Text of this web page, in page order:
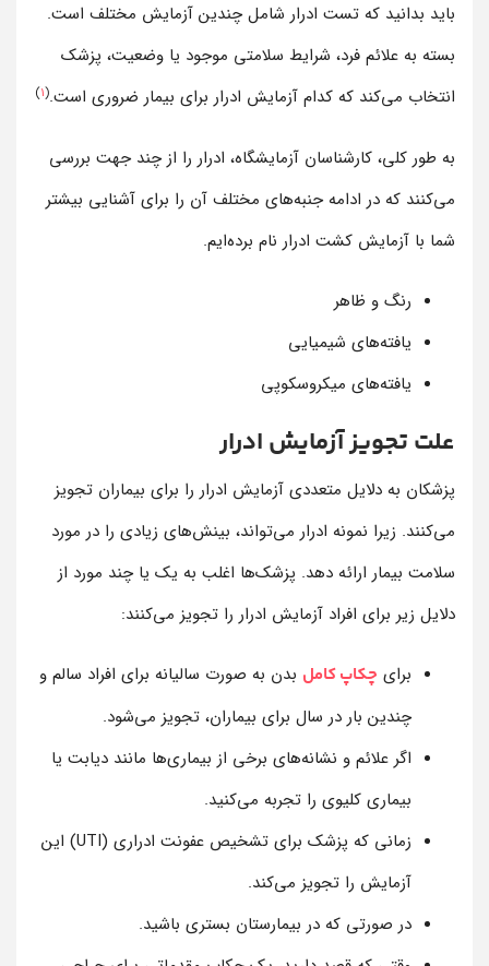
باید بدانید که تست ادرار شامل چندین آزمایش مختلف است.
بسته به علائم فرد، شرایط سلامتی موجود یا وضعیت، پزشک
انتخاب می‌کند که کدام آزمایش ادرار برای بیمار ضروری است.(
1
)
به طور کلی، کارشناسان آزمایشگاه، ادرار را از چند جهت بررسی
می‌کنند که در ادامه جنبه‌های مختلف آن را برای آشنایی بیشتر
شما با آزمایش کشت ادرار نام برده‌ایم.
رنگ و ظاهر
یافته‌های شیمیایی
یافته‌های میکروسکوپی
علت تجویز آزمایش ادرار
پزشکان به دلایل متعددی آزمایش ادرار را برای بیماران تجویز
می‌کنند. زیرا نمونه ادرار می‌تواند، بینش‌های زیادی را در مورد
سلامت بیمار ارائه دهد. پزشک‌ها اغلب به یک یا چند مورد از
دلایل زیر برای افراد آزمایش ادرار را تجویز می‌کنند:
برای چکاپ کامل بدن به صورت سالیانه برای افراد سالم و
چندین بار در سال برای بیماران، تجویز می‌شود.
اگر علائم و نشانه‌های برخی از بیماری‌ها مانند دیابت یا
بیماری کلیوی را تجربه می‌کنید.
زمانی که پزشک برای تشخیص عفونت ادراری (UTI) این
آزمایش را تجویز می‌کند.
در صورتی که در بیمارستان بستری باشید.